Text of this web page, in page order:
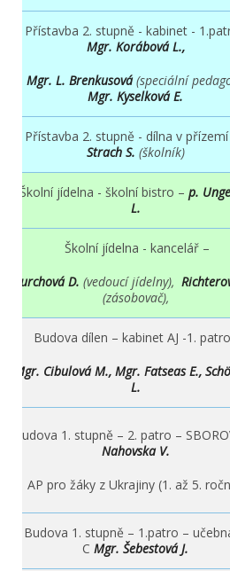
Přístavba 2. stupně - kabinet -
Mgr. Korábová L.,
Mgr. L. Brenkusová(speciální
Mgr. Kyselková E.
Přístavba 2. stupně - dílna v
Strach S. (školník)
Školní jídelna - školní bistro – p.
L.
Školní jídelna - kancelář –
Furchová D. (vedoucí jídelny),
(zásobovač),
Budova dílen – kabinet AJ -1 .
Mgr. Cibulová M., Mgr. Fatseas E.,
L.
Budova 1. stupně – 2. patro –
Nahovska V.
AP pro žáky z Ukrajiny (1. až 5.
Budova 1. stupně – 1.patro –
C Mgr. Šebestová J.